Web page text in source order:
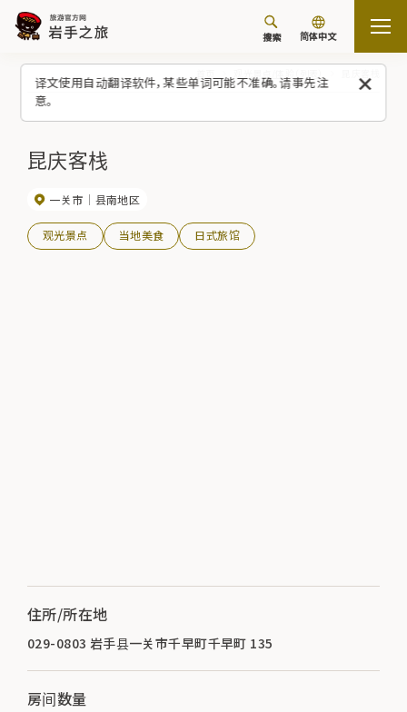
译文使用自动翻译软件，某些单词可能不准确。请事先注
意。
搜索 简体中文
昆庆客栈
一关市 县南地区
观光景点 当地美食 日式旅馆
住所/所在地
029-0803 岩手县一关市千早町千早町 135
房间数量